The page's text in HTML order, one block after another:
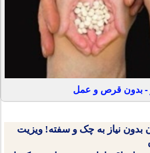
- بدون قرص و عمل
بدون نیاز به چک و سفته! ویزیت